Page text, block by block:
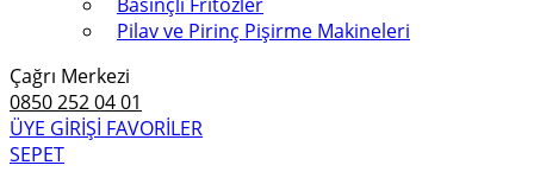
Pilav ve Pirinç Pişirme Makineleri
Çağrı Merkezi
0850 252 04 01
ÜYE GİRİŞİ FAVORİLER
SEPET